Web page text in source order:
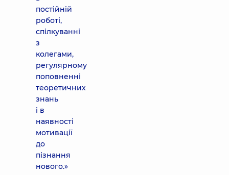
постійній
роботі,
спілкуванні
з
колегами,
регулярному
поповненні
теоретичних
знань
і в
наявності
мотивації
до
пізнання
нового.»